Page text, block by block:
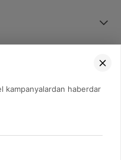
08 08
kampanyalardan haberdar